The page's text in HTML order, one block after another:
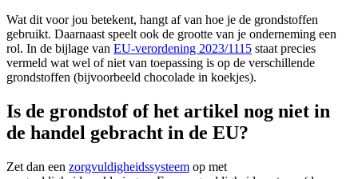
Wat dit voor jou betekent, hangt af van hoe je de grondstoffen
gebruikt. Daarnaast speelt ook de grootte van je onderneming een
rol. In de bijlage van EU-verordening 2023/1115 staat precies
vermeld wat wel of niet van toepassing is op de verschillende
grondstoffen (bijvoorbeeld chocolade in koekjes).
Is de grondstof of het artikel nog niet in
de handel gebracht in de EU?
Zet dan een zorgvuldigheidssysteem op met